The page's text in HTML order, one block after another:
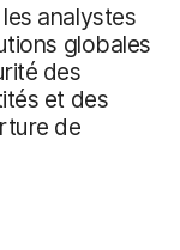
analystes
globales
des
et des
de